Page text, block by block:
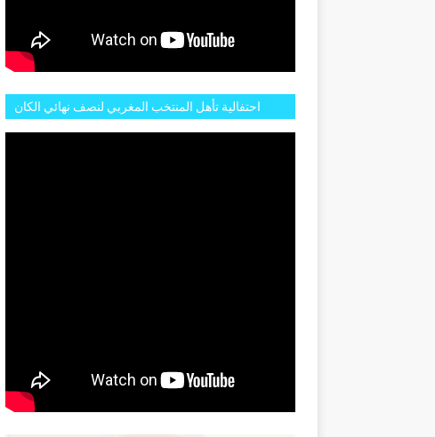
احتفالية تأهل المنتخب المغربي لنصف نهائي الكان